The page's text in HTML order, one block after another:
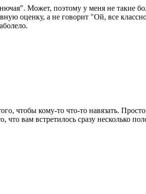
Может, поэтому у меня не такие
оценку, а не говорит "Ой, все
чтобы кому-то что-то навязать.
что вам встретилось сразу несколько